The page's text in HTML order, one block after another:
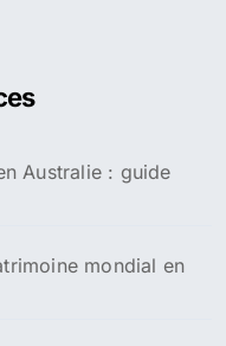
Australie : guide
mondial en